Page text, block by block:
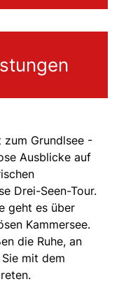
zum Grundlsee -
Ausblicke auf
Drei-Seen-Tour.
geht es über
Kammersee.
die Ruhe, an
mit dem